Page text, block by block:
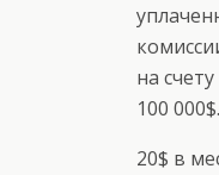
на
100 000$.
20$ в